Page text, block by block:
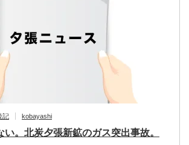
記 kobayashi
い。北炭夕張新鉱のガス突出事故。